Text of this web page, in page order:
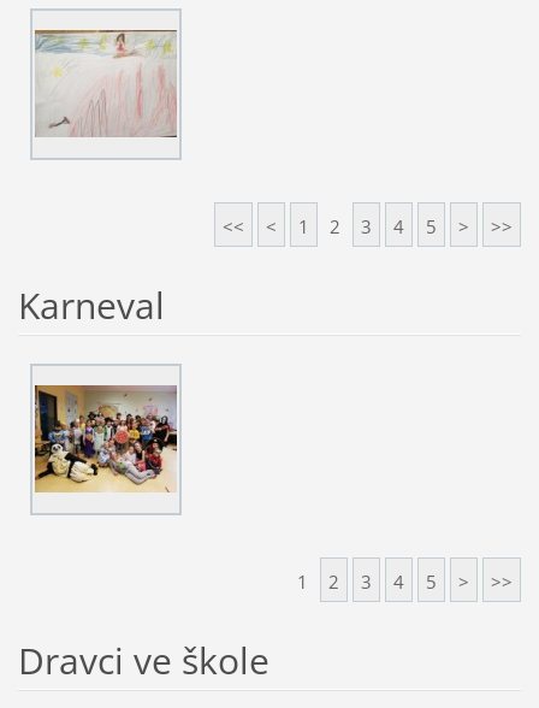
<< < 1 2 3 4 5 > >>
Karneval
1 2 3 4 5 > >>
Dravci ve škole